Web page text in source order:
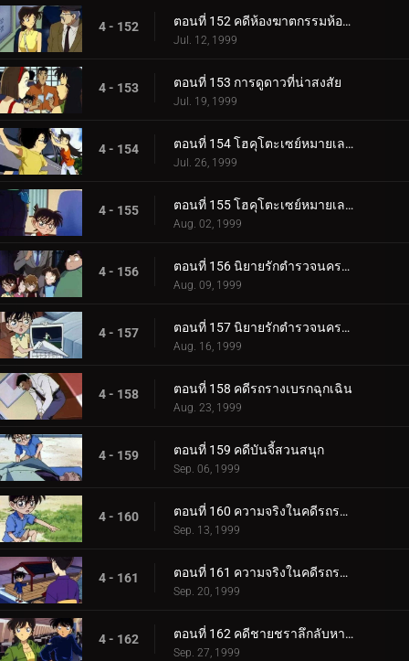
4 - 152 ตอนที่ 152 คดีห้องฆาตกรรมห้องปิดตายในคืนก่อนแต่งงาน (ตอนจบ)
Jul. 12, 1999
4 - 153 ตอนที่ 153 การดูดาวที่น่าสงสัย
Jul. 19, 1999
4 - 154 ตอนที่ 154 โฮคุโตะเซย์หมายเลข 3 ต้นทางอุเอโนะ (ตอนแรก)
Jul. 26, 1999
4 - 155 ตอนที่ 155 โฮคุโตะเซย์หมายเลข 3 ต้นทางอุเอโนะ (ตอนจบ)
Aug. 02, 1999
4 - 156 ตอนที่ 156 นิยายรักตำรวจนครบาล (ตอนแรก)
Aug. 09, 1999
4 - 157 ตอนที่ 157 นิยายรักตำรวจนครบาล (ตอนจบ)
Aug. 16, 1999
4 - 158 ตอนที่ 158 คดีรถรางเบรกฉุกเฉิน
Aug. 23, 1999
4 - 159 ตอนที่ 159 คดีบันจี้สวนสนุก
Sep. 06, 1999
4 - 160 ตอนที่ 160 ความจริงในคดีรถระเบิด (ตอนแรก)
Sep. 13, 1999
4 - 161 ตอนที่ 161 ความจริงในคดีรถระเบิด (ตอนจบ)
Sep. 20, 1999
4 - 162 ตอนที่ 162 คดีชายชราลึกลับหายตัว
Sep. 27, 1999